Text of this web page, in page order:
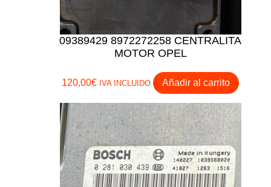
09389429 8972272258 CENTRALITA
MOTOR OPEL
120,00€ IVA INCLUIDO Añadir al carrito